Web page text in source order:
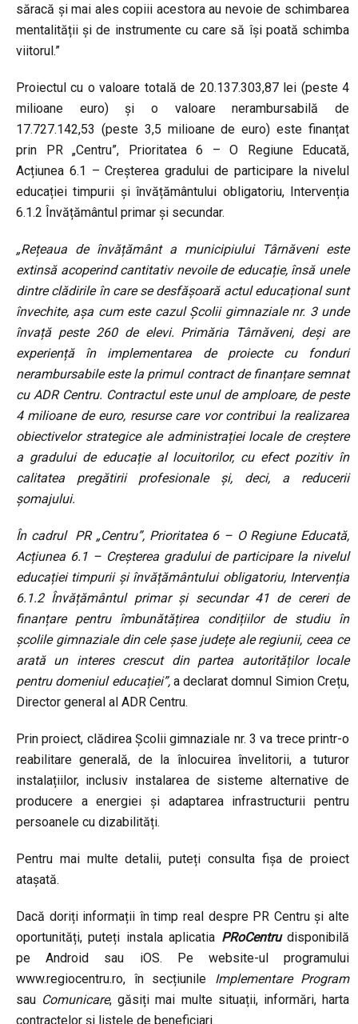
săracă și mai ales copiii acestora au nevoie de schimbarea
mentalității și de instrumente cu care să își poată schimba
viitorul.”
Proiectul cu o valoare totală de 20.137.303,87 lei (peste 4
milioane euro) și o valoare nerambursabilă de
17.727.142,53 (peste 3,5 milioane de euro) este finanțat
prin PR „Centru”, Prioritatea 6 – O Regiune Educată,
Acțiunea 6.1 – Creșterea gradului de participare la nivelul
educației timpurii și învățământului obligatoriu, Intervenția
6.1.2 Învățământul primar și secundar.
„Rețeaua de învățământ a municipiului Târnăveni este
extinsă acoperind cantitativ nevoile de educație, însă unele
dintre clădirile în care se desfășoară actul educațional sunt
învechite, așa cum este cazul Școlii gimnaziale nr. 3 unde
învață peste 260 de elevi. Primăria Târnăveni, deși are
experiență în implementarea de proiecte cu fonduri
nerambursabile este la primul contract de finanțare semnat
cu ADR Centru. Contractul este unul de amploare, de peste
4 milioane de euro, resurse care vor contribui la realizarea
obiectivelor strategice ale administrației locale de creștere
a gradului de educație al locuitorilor, cu efect pozitiv în
calitatea pregătirii profesionale și, deci, a reducerii
șomajului.
În cadrul PR „Centru”, Prioritatea 6 – O Regiune Educată,
Acțiunea 6.1 – Creșterea gradului de participare la nivelul
educației timpurii și învățământului obligatoriu, Intervenția
6.1.2 Învățământul primar și secundar 41 de cereri de
finanțare pentru îmbunătățirea condițiilor de studiu în
școlile gimnaziale din cele șase județe ale regiunii, ceea ce
arată un interes crescut din partea autorităților locale
pentru domeniul educației”,a declarat domnul Simion Crețu,
Director general al ADR Centru.
Prin proiect, clădirea Școlii gimnaziale nr. 3 va trece printr-o
reabilitare generală, de la înlocuirea învelitorii, a tuturor
instalațiilor, inclusiv instalarea de sisteme alternative de
producere a energiei și adaptarea infrastructurii pentru
persoanele cu dizabilități.
Pentru mai multe detalii, puteți consulta fișa de proiect
atașată.
Dacă doriți informații în timp real despre PR Centru și alte
oportunități, puteți instala aplicatia PRoCentrudisponibilă
pe Android sau iOS. Pe website-ul programului
www.regiocentru.ro, în secțiunile Implementare Program
sau Comunicare, găsiți mai multe situații, informări, harta
contractelor și listele de beneficiari.